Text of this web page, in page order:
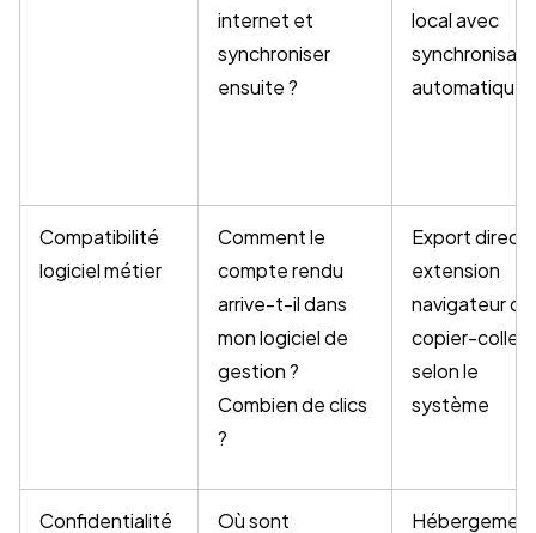
internet et
synchroniser
ensuite ?
local avec
automatique
Compatibilité
logiciel métier
Comment le
compte rendu
arrive-t-il dans
mon logiciel de
gestion ?
Combien de clics
?
Export direct,
extension
navigateur ou
copier-coller
selon le
système
Confidentialité
Où sont